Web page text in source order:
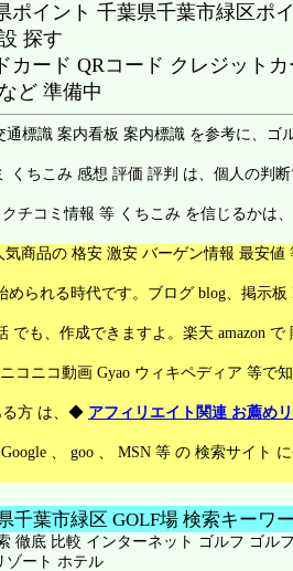
ポイント 千葉県千葉市緑区ポ
探す
カード QRコード クレジット
ど 準備中
標識 案内看板 案内標識 を参考に、ゴ
くちこみ 感想 評価 評判 は、個人の判
チコミ情報 等 くちこみ を信じるかは
気商品の 格安 激安 バーゲン情報 最安値
められる時代です。ブログ blog、掲示板
でも、作成できますよ。楽天 amazon で
コニコ動画 Gyao ウィキペディア 等で
る方 は、◆ アフィリエイト関連 お薦め
、 goo 、 MSN 等 の 検索サイト
千葉市緑区 GOLF場 検索キーワ
徹底 比較 インターネット ゴルフ ゴル
ゾート ホテル